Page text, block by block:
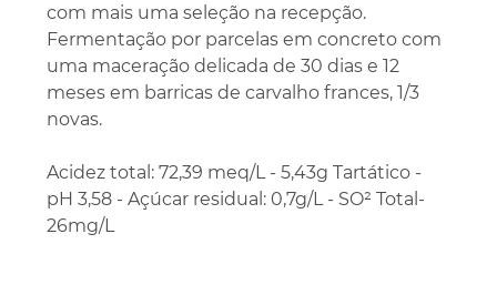
com mais uma seleção na recepção.
Fermentação por parcelas em concreto com
uma maceração delicada de 30 dias e 12
meses em barricas de carvalho frances, 1/3
novas.
Acidez total: 72,39 meq/L - 5,43g Tartático -
pH 3,58 - Açúcar residual: 0,7g/L - SO² Total-
26mg/L